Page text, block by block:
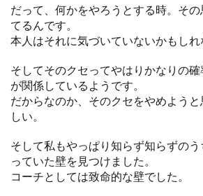
だって、何かをやろうとする時。そ
てるんです。
本人はそれに気づいていないかもしれ
そしてそのクセってやはりかなりの
が関係しているようです。
だからなのか、そのクセをやめよう
しい。
そして私もやっぱり知らず知らずの
っていた壁を見つけました。
コーチとしては致命的な壁でした。